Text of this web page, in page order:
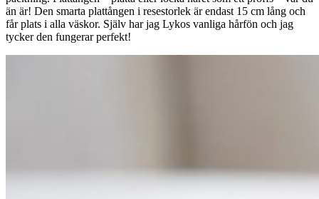
än är! Den smarta plattången i resestorlek är endast 15 cm lång och
får plats i alla väskor. Själv har jag Lykos vanliga hårfön och jag
tycker den fungerar perfekt!